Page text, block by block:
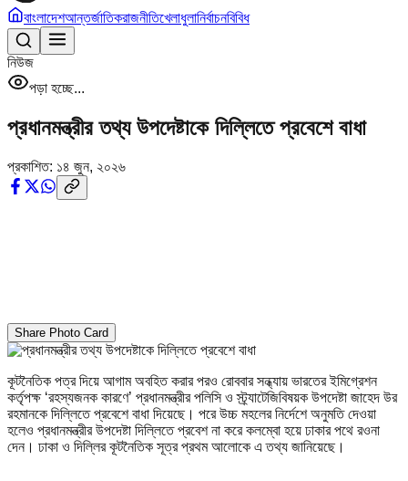
বাংলাদেশআন্তর্জাতিকরাজনীতিখেলাধুলানির্বাচনবিবিধ
নিউজ
পড়া হচ্ছে...
প্রধানমন্ত্রীর তথ্য উপদেষ্টাকে দিল্লিতে প্রবেশে বাধা
প্রকাশিত: ১৪ জুন, ২০২৬
Share Photo Card
কূটনৈতিক পত্র দিয়ে আগাম অবহিত করার পরও রোববার সন্ধ্যায় ভারতের ইমিগ্রেশন
কর্তৃপক্ষ ‘রহস্যজনক কারণে’ প্রধানমন্ত্রীর পলিসি ও স্ট্র্যাটেজিবিষয়ক উপদেষ্টা জাহেদ উর
রহমানকে দিল্লিতে প্রবেশে বাধা দিয়েছে। পরে উচ্চ মহলের নির্দেশে অনুমতি দেওয়া
হলেও প্রধানমন্ত্রীর উপদেষ্টা দিল্লিতে প্রবেশ না করে কলম্বো হয়ে ঢাকার পথে রওনা
দেন। ঢাকা ও দিল্লির কূটনৈতিক সূত্র প্রথম আলোকে এ তথ্য জানিয়েছে।